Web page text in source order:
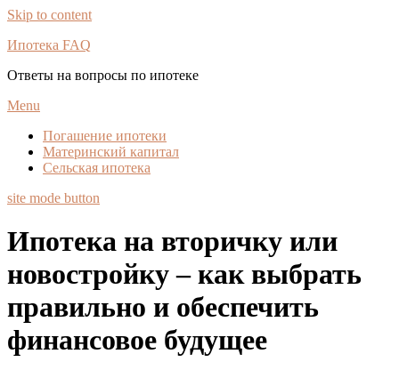
Skip to content
Ипотека FAQ
Ответы на вопросы по ипотеке
Menu
Погашение ипотеки
Материнский капитал
Сельская ипотека
site mode button
Ипотека на вторичку или
новостройку – как выбрать
правильно и обеспечить
финансовое будущее